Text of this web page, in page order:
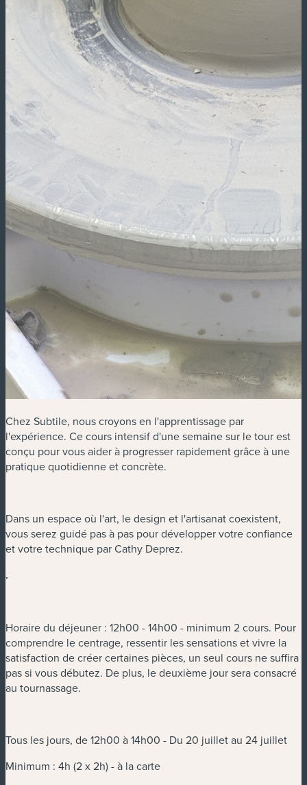
Chez Subtile, nous croyons en l'apprentissage par
l'expérience. Ce cours intensif d'une semaine sur le tour est
conçu pour vous aider à progresser rapidement grâce à une
pratique quotidienne et concrète.
Dans un espace où l'art, le design et l'artisanat coexistent,
vous serez guidé pas à pas pour développer votre confiance
et votre technique par Cathy Deprez.
.
Horaire du déjeuner : 12h00 - 14h00 - minimum 2 cours. Pour
comprendre le centrage, ressentir les sensations et vivre la
satisfaction de créer certaines pièces, un seul cours ne suffira
pas si vous débutez. De plus, le deuxième jour sera consacré
au tournassage.
Tous les jours, de 12h00 à 14h00 - Du 20 juillet au 24 juillet
Minimum : 4h (2 x 2h) - à la carte